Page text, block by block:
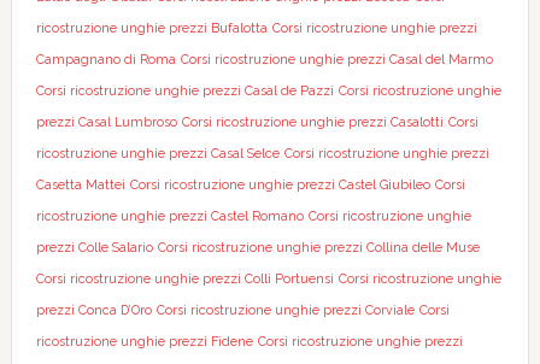
ricostruzione unghie prezzi Bufalotta Corsi ricostruzione unghie prezzi
Campagnano di Roma Corsi ricostruzione unghie prezzi Casal del Marmo
Corsi ricostruzione unghie prezzi Casal de Pazzi Corsi ricostruzione unghie
prezzi Casal Lumbroso Corsi ricostruzione unghie prezzi Casalotti Corsi
ricostruzione unghie prezzi Casal Selce Corsi ricostruzione unghie prezzi
Casetta Mattei Corsi ricostruzione unghie prezzi Castel Giubileo Corsi
ricostruzione unghie prezzi Castel Romano Corsi ricostruzione unghie
prezzi Colle Salario Corsi ricostruzione unghie prezzi Collina delle Muse
Corsi ricostruzione unghie prezzi Colli Portuensi Corsi ricostruzione unghie
prezzi Conca D’Oro Corsi ricostruzione unghie prezzi Corviale Corsi
ricostruzione unghie prezzi Fidene Corsi ricostruzione unghie prezzi